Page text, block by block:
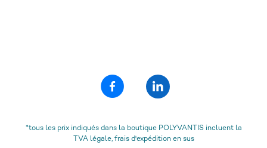
*tous les prix indiqués dans la boutique POLYVANTIS incluent la
TVA légale, frais d'expédition en sus